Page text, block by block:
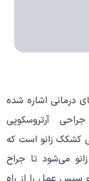
درمانی اشاره شده
آرتروسکوپی
کشکک زانو است که
می‌شود تا جراح